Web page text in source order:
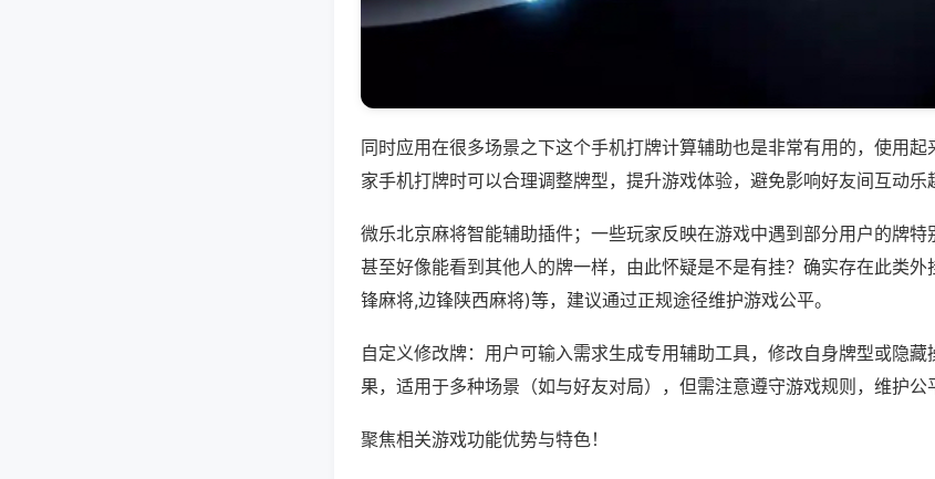
同时应用在很多场景之下这个手机打牌计算辅助也是非常有用的，使用起
家手机打牌时可以合理调整牌型，提升游戏体验，避免影响好友间互动乐
微乐北京麻将智能辅助插件；一些玩家反映在游戏中遇到部分用户的牌特
甚至好像能看到其他人的牌一样，由此怀疑是不是有挂？确实存在此类外
锋麻将,边锋陕西麻将)等，建议通过正规途径维护游戏公平。
自定义修改牌：用户可输入需求生成专用辅助工具，修改自身牌型或隐藏
果，适用于多种场景（如与好友对局），但需注意遵守游戏规则，维护公
聚焦相关游戏功能优势与特色！